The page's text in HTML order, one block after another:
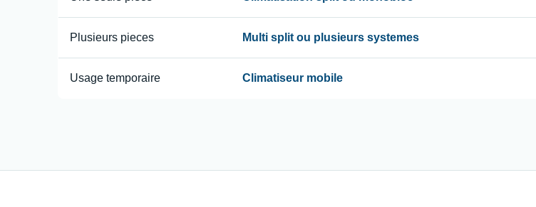
Plusieurs pieces Multi split ou plusieurs systemes
Usage temporaire Climatiseur mobile